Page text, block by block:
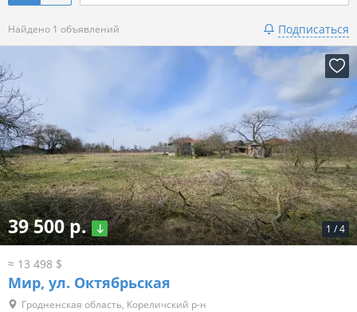
Показать 1 объявление
Найдено 1 объявлений Подписаться
1 /4
39 500 р.
≈ 13 498 $
Мир, ул. Октябрьская
Гродненская область, Кореличский р-н